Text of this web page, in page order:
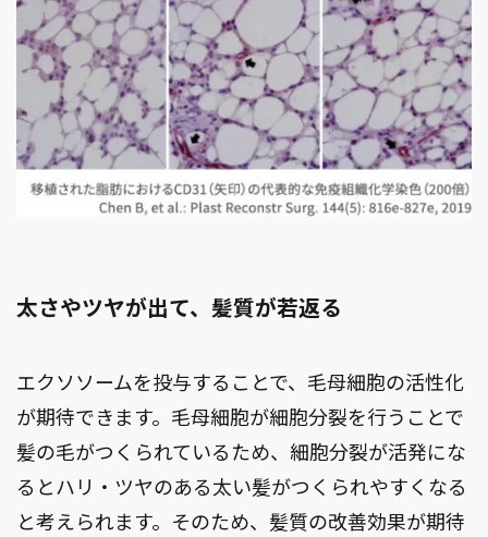
太さやツヤが出て、髪質が若返る
エクソソームを投与することで、毛母細胞の活性化
が期待できます。毛母細胞が細胞分裂を行うことで
髪の毛がつくられているため、細胞分裂が活発にな
るとハリ・ツヤのある太い髪がつくられやすくなる
と考えられます。そのため、髪質の改善効果が期待